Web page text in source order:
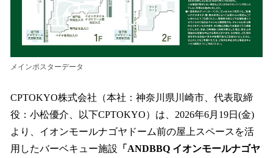
メインポスターデータ
CPTOKYO株式会社（本社：神奈川県川崎市、代表取締
役：小松優介、以下CPTOKYO）は、2026年6月19日(金)
より、イオンモールナゴヤドーム前の屋上スペースを活
用したバーベキュー施設 「ANDBBQ イオンモールナゴヤ